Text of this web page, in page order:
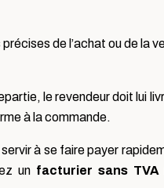
de l’achat ou de la
le revendeur doit lui
à la commande.
à se faire payer
un facturier sans TVA